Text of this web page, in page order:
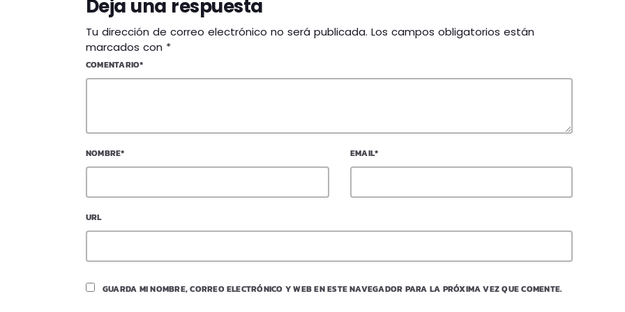
Deja una respuesta
Tu dirección de correo electrónico no será publicada. Los campos obligatorios están
marcados con *
COMENTARIO*
NOMBRE* EMAIL*
URL
GUARDA MI NOMBRE, CORREO ELECTRÓNICO Y WEB EN ESTE NAVEGADOR PARA LA PRÓXIMA VEZ QUE COMENTE.